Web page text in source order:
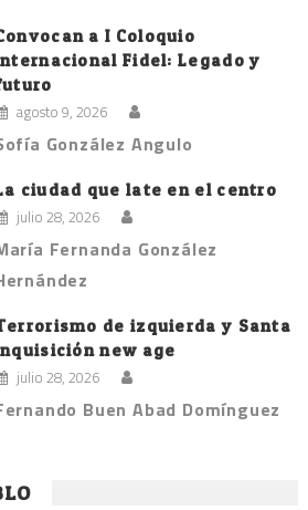
a I Coloquio
Fidel: Legado y
agosto 9, 2026
González Angulo
ciudad que late en el centro
julio 28, 2026
Fernanda González
de izquierda y Santa
new age
julio 28, 2026
Buen Abad Domínguez